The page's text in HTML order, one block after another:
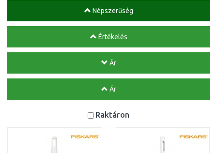
Népszerűség
Értékelés
Ár
Ár
Raktáron